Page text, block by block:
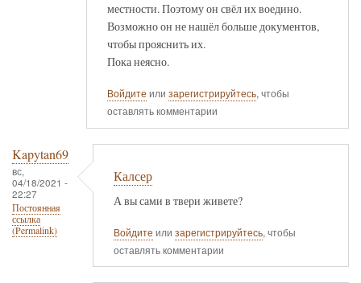
местности. Поэтому он свёл их воедино.
Возможно он не нашёл больше документов,
чтобы прояснить их.
Пока неясно.
Войдите или зарегистрируйтесь, чтобы
оставлять комментарии
Kapytan69
вс,
04/18/2021 -
22:27
Постоянная
ссылка
(Permalink)
Калсер
А вы сами в твери живете?
Войдите или зарегистрируйтесь, чтобы
оставлять комментарии